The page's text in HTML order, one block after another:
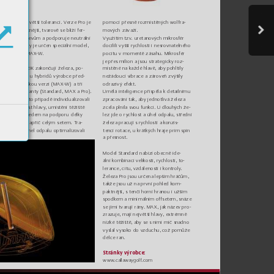
což vede k vět ší toleranci. Verze Pro je
nejkompaktnější, tvarově se blíží fer-
vejo
ým dřevům a podporuje neutrální
let. Pro ženy je určen speciální model,
označený MAX-W.
Řadu MAVRIK zakončují železa, po-
ko u hybridů výrobce před-
kládá dámskou verzi (MAX-W) a tři
varianty (Standard, MAX a Pro).
aké v tomto případě individualizovali
likost hlavy, umístění těžiště
t s ohledem na podporu délky
oly napříč celým setem. Tra-
jektorii a úhel odpalu op timalizovali
pomocí přesně rozmístěných wolfra-
mových závaží.
Využitím tzv. uret anových mikrosfér
docí lili vyšší rych losti i nesrovnatelného
pocitu v momentě zásahu. Mikrosfér
je př es milion a jsou strategicky roz-
místěné na každé hlavě, aby pohltily
nežádoucí vibr ace a zároveň zvýšily
odrazivý efekt.
Umělá inteligence přispěla k detailnímu
zpracování tak , aby jednotlivá železa
zcela plnila svou funkci. U dlouhých že-
lez jde o r yc hlost a úhel odp alu, střední
železa pracují s rychlostí a konzis-
tencí rot ace, u krátkých hraje prim spin
a přesnost.
Mod el Standard nabízí obecně ide-
ální kombinaci ve likosti, rychl osti, to-
lerance, citu, vzdálenosti i kontroly.
Železa Pro jsou určena lepším hráčům,
takže jsou už na první pohled kom-
pak tn ější, s tenčí horní hranou i užším
spodkem a mini málním offsetem , snáze
se jimi tv arují rány. MAX, jak název pro-
zrazuje, mají n ejvět ší hlavy, extrémně
nízké těžiště, aby se s nimi míč snadno
vysl al vysoko do vzduchu, což pomůže
délce ran.
Stránky výrobce:
www.cal lawaygo lf.com